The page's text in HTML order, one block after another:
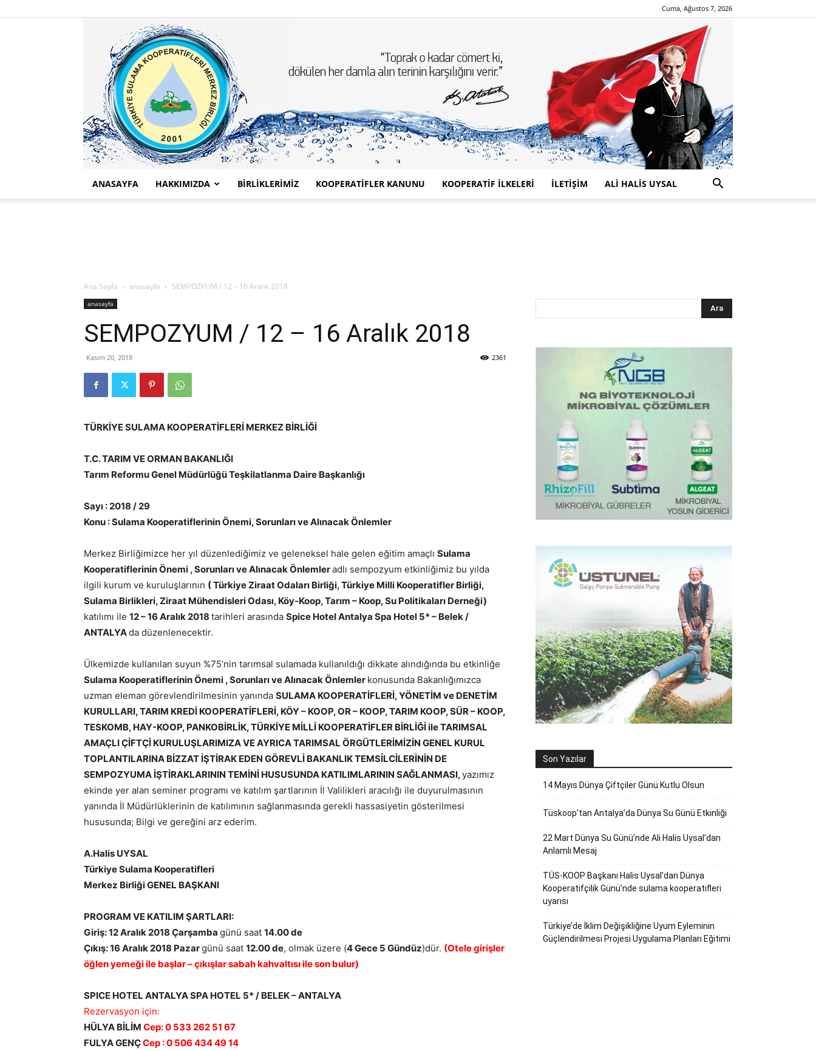
Cuma, Ağustos 7, 2026
ANASAYFA HAKKIMIZDA BİRLİKLERİMİZ KOOPERATİFLER KANUNU KOOPERATİF İLKELERİ İLETİŞİM ALİ HALİS UYSAL
Ana Sayfa anasayfa SEMPOZYUM / 12 – 16 Aralık 2018
anasayfa
SEMPOZYUM / 12 – 16 Aralık 2018
Kasım 20, 2018 2361
TÜRKİYE SULAMA KOOPERATİFLERİ MERKEZ BİRLİĞİ
T.C. TARIM VE ORMAN BAKANLIĞI
Tarım Reformu Genel Müdürlüğü Teşkilatlanma Daire Başkanlığı
Sayı : 2018 / 29
Konu : Sulama Kooperatiflerinin Önemi, Sorunları ve Alınacak Önlemler
Merkez Birliğimizce her yıl düzenlediğimiz ve geleneksel hale gelen eğitim amaçlı Sulama
Kooperatiflerinin Önemi , Sorunları ve Alınacak Önlemleradlı sempozyum etkinliğimiz bu yılda
ilgili kurum ve kuruluşlarının ( Türkiye Ziraat Odaları Birliği, Türkiye Milli Kooperatifler Birliği,
Sulama Birlikleri, Ziraat Mühendisleri Odası, Köy-Koop, Tarım – Koop, Su Politikaları Derneği)
katılımı ile 12 – 16 Aralık 2018 tarihleri arasında Spice Hotel Antalya Spa Hotel 5* – Belek /
ANTALYAda düzenlenecektir.
Ülkemizde kullanılan suyun %75’nin tarımsal sulamada kullanıldığı dikkate alındığında bu etkinliğe
Sulama Kooperatiflerinin Önemi , Sorunları ve Alınacak Önlemler konusunda Bakanlığımızca
uzman eleman görevlendirilmesinin yanında SULAMA KOOPERATİFLERİ, YÖNETİM ve DENETİM
KURULLARI, TARIM KREDİ KOOPERATİFLERİ, KÖY – KOOP, OR – KOOP, TARIM KOOP, SÜR – KOOP,
TESKOMB, HAY-KOOP, PANKOBİRLİK, TÜRKİYE MİLLİ KOOPERATİFLER BİRLİĞİ ile TARIMSAL
AMAÇLI ÇİFTÇİ KURULUŞLARIMIZA VE AYRICA TARIMSAL ÖRGÜTLERİMİZİN GENEL KURUL
TOPLANTILARINA BİZZAT İŞTİRAK EDEN GÖREVLİ BAKANLIK TEMSİLCİLERİNİN DE
SEMPOZYUMA İŞTİRAKLARININ TEMİNİ HUSUSUNDA KATILIMLARININ SAĞLANMASI,yazımız
ekinde yer alan seminer programı ve katılım şartlarının İl Valilikleri aracılığı ile duyurulmasının
yanında İl Müdürlüklerinin de katılımının sağlanmasında gerekli hassasiyetin gösterilmesi
hususunda; Bilgi ve gereğini arz ederim.
A.Halis UYSAL
Türkiye Sulama Kooperatifleri
Merkez Birliği GENEL BAŞKANI
PROGRAM VE KATILIM ŞARTLARI:
Giriş: 12 Aralık 2018 Çarşamba günü saat 14.00 de
Çıkış: 16 Aralık 2018 Pazargünü saat 12.00 de, olmak üzere (4 Gece 5 Gündüz)dür. (Otele girişler
öğlen yemeği ile başlar – çıkışlar sabah kahvaltısı ile son bulur)
SPICE HOTEL ANTALYA SPA HOTEL 5* / BELEK – ANTALYA
Rezervasyon için:
HÜLYA BİLİM Cep: 0 533 262 51 67
FULYA GENÇCep : 0 506 434 49 14
Son Yazılar
14 Mayıs Dünya Çiftçiler Günü Kutlu Olsun
Tüskoop’tan Antalya’da Dünya Su Günü Etkinliği
22 Mart Dünya Su Günü’nde Ali Halis Uysal’dan
Anlamlı Mesaj
TÜS-KOOP Başkanı Halis Uysal’dan Dünya
Kooperatifçilik Günü’nde sulama kooperatifleri
uyarısı
Türkiye’de İklim Değişikliğine Uyum Eyleminin
Güçlendirilmesi Projesi Uygulama Planları Eğitimi